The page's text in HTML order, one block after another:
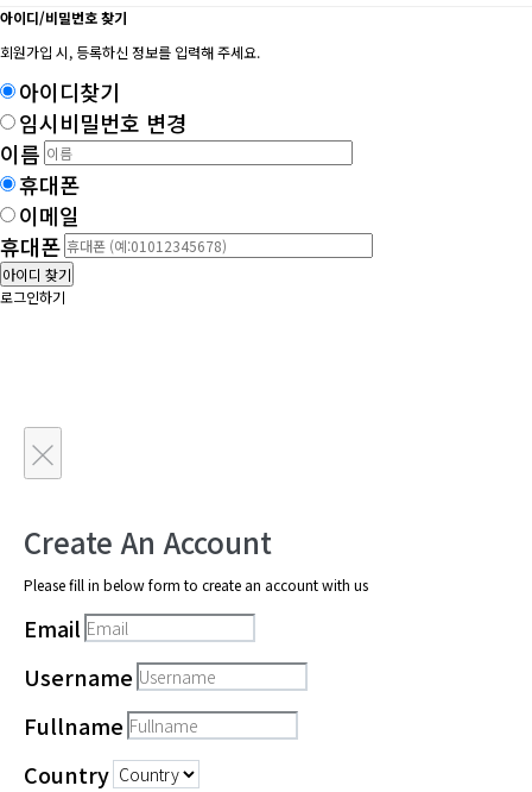
아이디/비밀번호 찾기
회원가입 시, 등록하신 정보를 입력해 주세요.
아이디찾기
임시비밀번호 변경
이름
휴대폰
이메일
휴대폰
아이디 찾기
로그인하기
×
Create An Account
Please fill in below form to create an account with us
Email
Username
Fullname
Country